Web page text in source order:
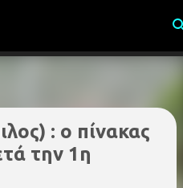
περιεχόμενο
: ο πίνακας
την 1η